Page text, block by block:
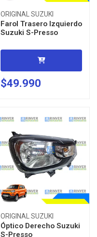
ORIGINAL SUZUKI
Farol Trasero Izquierdo
Suzuki S-Presso
$49.990
ORIGINAL SUZUKI
Óptico Derecho Suzuki
S-Presso